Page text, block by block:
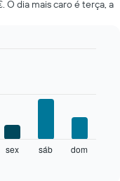
O dia mais caro é terça, a
sex sáb dom